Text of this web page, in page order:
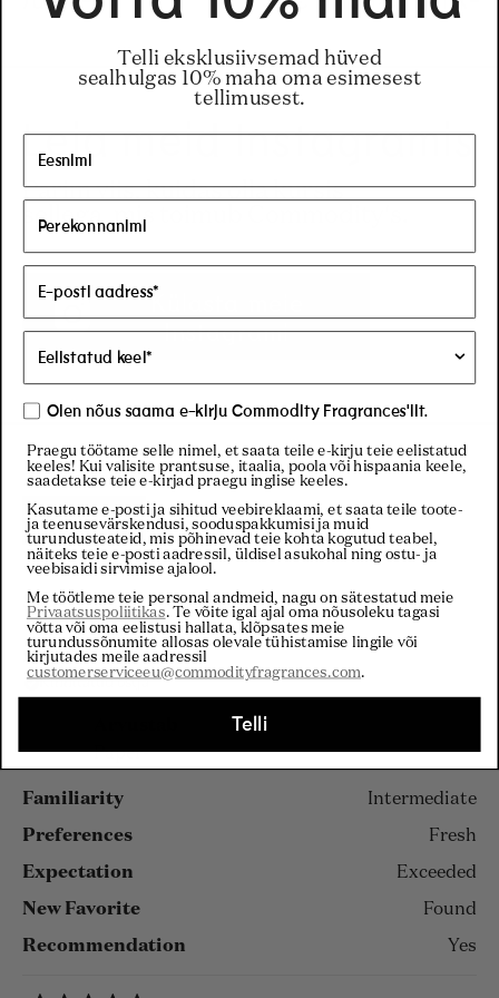
Leia meid Instagramis
Parim viis, kuidas olla kursis
sellega, mis toimub Commodity's.
Külasta meie
Instagrami
Filtrid
Sorteeri
Stacy D.
Kinnitatud ostja
Paper-
Familiarity Intermediate
Preferences Fresh
Expectation Exceeded
New Favorite Found
Recommendation Yes
Laadin...
Telli eksklusiivsemad hüved
sealhulgas 10% maha oma esimesest
tellimusest.
Olen nõus saama e-kirju Commodity Fragrances'ilt.
Praegu töötame selle nimel, et saata teile e-kirju teie eelistatud
keeles! Kui valisite prantsuse, itaalia, poola või hispaania keele,
saadetakse teie e-kirjad praegu inglise keeles.
Kasutame e-posti ja sihitud veebireklaami, et saata teile toote-
ja teenusevärskendusi, sooduspakkumisi ja muid
turundusteateid, mis põhinevad teie kohta kogutud teabel,
näiteks teie e-posti aadressil, üldisel asukohal ning ostu- ja
veebisaidi sirvimise ajalool.
Me töötleme teie personal andmeid, nagu on sätestatud meie
Privaatsuspoliitikas. Te võite igal ajal oma nõusoleku tagasi
võtta või oma eelistusi hallata, klõpsates meie
turundussõnumite allosas olevale tühistamise lingile või
kirjutades meile aadressil
customerserviceeu@commodityfragrances.com.
Telli